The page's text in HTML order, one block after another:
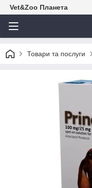
Vet&Zoo Планета
Товари та послуги